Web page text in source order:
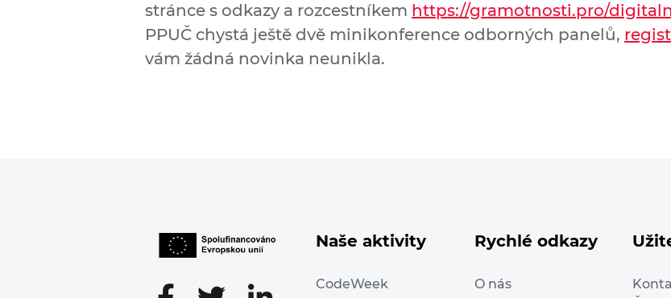
stránce s odkazy a rozcestníkem https://gramotnosti.pro/
PPUČ chystá ještě dvě minikonference odborných panelů,
vám žádná novinka neunikla.
Naše aktivity
CodeWeek
Rychlé odkazy
O nás